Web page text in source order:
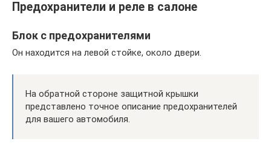
Предохранители и реле в салоне
Блок с предохранителями
Он находится на левой стойке, около двери.
На обратной стороне защитной крышки
представлено точное описание предохранителей
для вашего автомобиля.